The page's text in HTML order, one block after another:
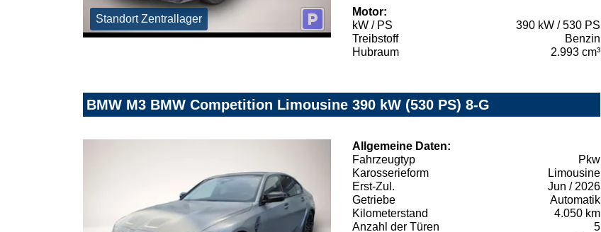
Standort Zentrallager
Motor:
kW / PS
390 kW / 530 PS
Treibstoff
Benzin
Hubraum
2.993 cm³
BMW M3 BMW Competition Limousine 390 kW (530 PS) 8-G
Allgemeine Daten:
Fahrzeugtyp
Pkw
Karosserieform
Limousine
Erst-Zul.
Jun / 2026
Getriebe
Automatik
Kilometerstand
4.050 km
Anzahl der Türen
5